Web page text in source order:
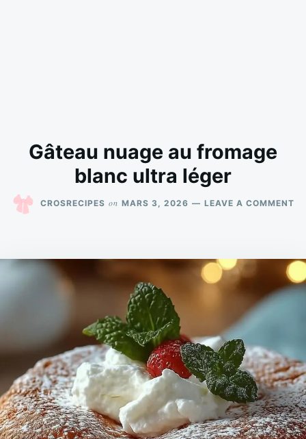
Gâteau nuage au fromage
blanc ultra léger
CROSRECIPES on MARS 3, 2026 LEAVE A COMMENT